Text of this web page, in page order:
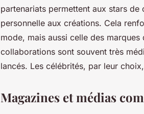
partenariats permettent aux stars
personnelle aux créations. Cela
mode, mais aussi celle des
collaborations sont souvent très
lancés. Les célébrités, par leur
Magazines et médias